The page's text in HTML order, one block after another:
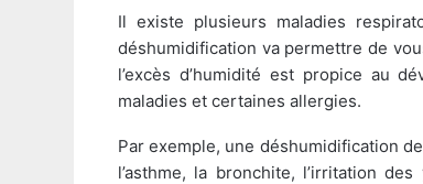
Il existe plusieurs maladies
déshumidification va permettre de
l’excès d’humidité est propice au
maladies et certaines allergies.
Par exemple, une déshumidification
l’asthme, la bronchite, l’irritation